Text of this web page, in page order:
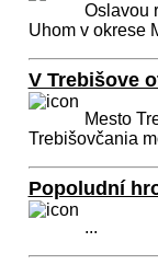
Oslavou
Uhom v okrese
V Trebišove
Mesto
Trebišovčania
Popoludní
...